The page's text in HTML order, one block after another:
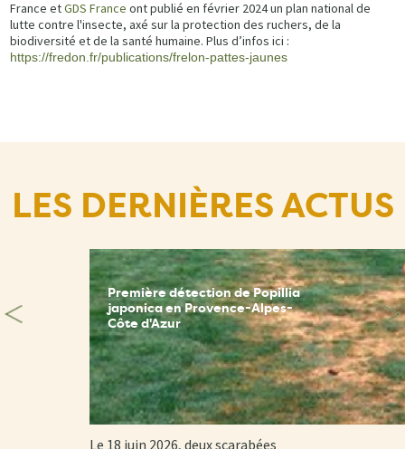
France etGDS France ont publié en février 2024 un plan national de
lutte contre l'insecte, axé sur la protection des ruchers, de la
biodiversité et de la santé humaine. Plus d’infos ici :
https://fredon.fr/publications/frelon-pattes-jaunes
LES DERNIÈRES ACTUS
Première détection de Popillia
japonica en Provence-Alpes-
Côte d'Azur
Le 18 juin 2026, deux scarabées